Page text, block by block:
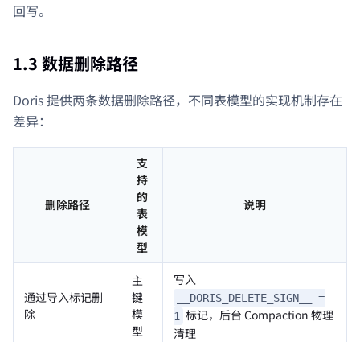
回写。
1.3 数据删除路径
Doris 提供两条数据删除路径，不同表模型的实现机制存在
差异：
删除路径
支
持
的
表
模
型
说明
通过导入标记删
除
主
键
模
型
写入
__DORIS_DELETE_SIGN__ =
1 标记，后台 Compaction 物理
清理